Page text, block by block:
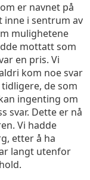
er navnet på
inne i sentrum av
mulighetene
mottatt som
en pris. Vi
kom noe svar
de som
ingenting om
svar. Dette er nå
Vi hadde
etter å ha
langt utenfor